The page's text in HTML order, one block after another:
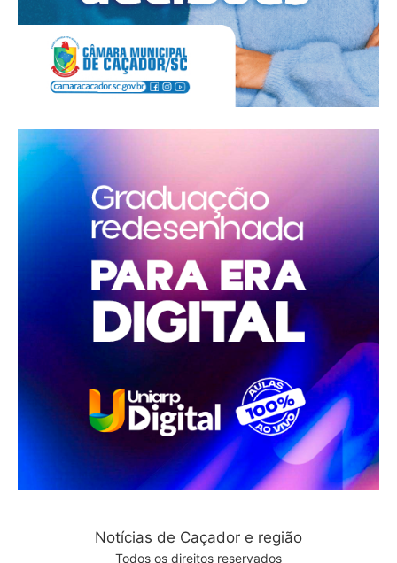
Notícias de Caçador e região
Todos os direitos reservados